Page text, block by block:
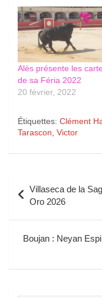
Alès présente les
de sa Féria 2022
20 février, 2022
Étiquettes: Clément
Tarascon Victor
de
l’article
Villaseca de la
Oro 2026
Boujan : Neyan